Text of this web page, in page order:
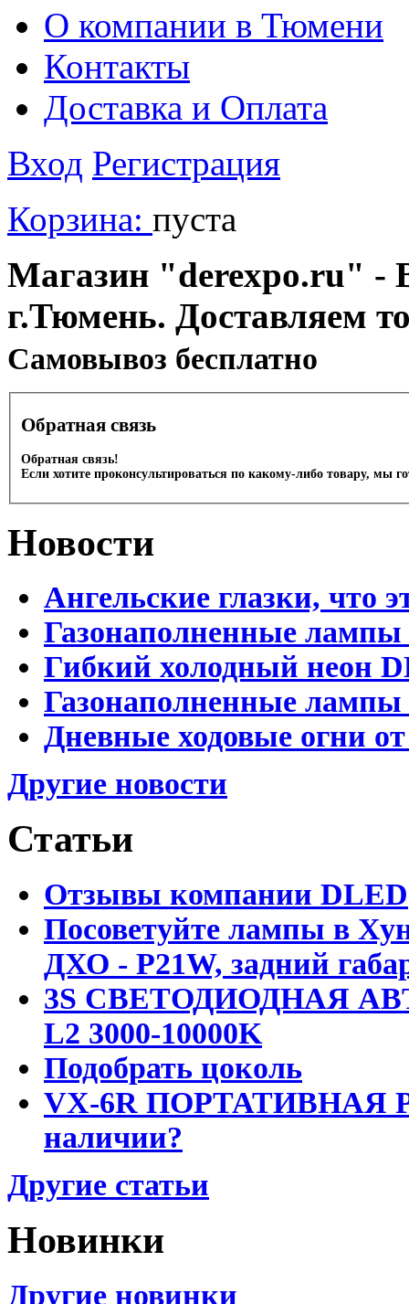
О компании в Тюмени
Контакты
Доставка и Оплата
Вход Регистрация
Корзина: пуста
Магазин "derexpo.ru" -
г.Тюмень. Доставляем
Cамовывоз бесплатно
Обратная связь
Обратная связь!
Если хотите проконсультироваться по какому-либо товару, мы
Новости
Ангельские глазки, что
Газонаполненные
Гибкий холодный неон
Газонаполненные
Дневные ходовые огни
Другие новости
Статьи
Отзывы компании DLED
Посоветуйте лампы в
ДХО - P21W, задний
3S СВЕТОДИОДНАЯ
L2 3000-10000K
Подобрать цоколь
VX-6R ПОРТАТИВНАЯ
наличии?
Другие статьи
Новинки
Другие новинки